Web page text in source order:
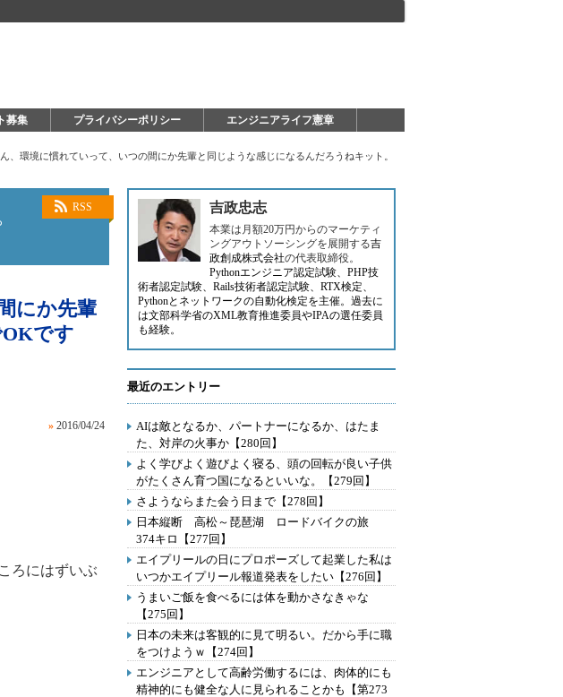
募集 プライバシーポリシー エンジニアライフ憲章
、環境に慣れていって、いつの間にか先輩と同じような感じになるんだろうねキット。
RSS
にか先輩
です
» 2016/04/24
ろにはずいぶ
吉政忠志
本業は月額20万円からのマーケティ
ングアウトソーシングを展開する吉
政創成株式会社の代表取締役。
Pythonエンジニア認定試験、PHP技
術者認定試験、Rails技術者認定試験、RTX検定、
Pythonとネットワークの自動化検定を主催。過去に
は文部科学省のXML教育推進委員やIPAの選任委員
も経験。
最近のエントリー
AIは敵となるか、パートナーになるか、はたま
た、対岸の火事か【280回】
よく学びよく遊びよく寝る、頭の回転が良い子供
がたくさん育つ国になるといいな。【279回】
さようならまた会う日まで【278回】
日本縦断 高松～琵琶湖 ロードバイクの旅
374キロ【277回】
エイプリールの日にプロポーズして起業した私は
いつかエイプリール報道発表をしたい【276回】
うまいご飯を食べるには体を動かさなきゃな
【275回】
日本の未来は客観的に見て明るい。だから手に職
をつけようｗ【274回】
エンジニアとして高齢労働するには、肉体的にも
精神的にも健全な人に見られることかも【第273